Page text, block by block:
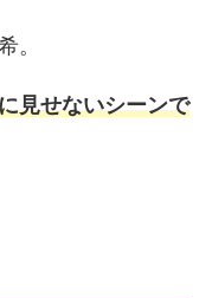
。
見せないシーンで